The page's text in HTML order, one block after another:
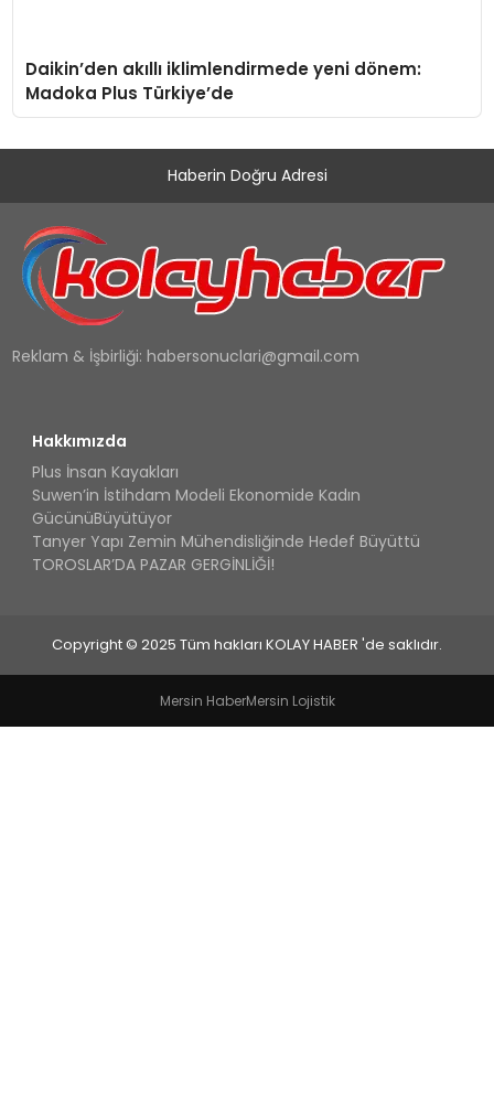
Daikin’den akıllı iklimlendirmede yeni dönem:
Madoka Plus Türkiye’de
Haberin Doğru Adresi
Reklam & İşbirliği: habersonuclari@gmail.com
Hakkımızda
Plus İnsan Kayakları
Suwen’in İstihdam Modeli Ekonomide Kadın
GücünüBüyütüyor
Tanyer Yapı Zemin Mühendisliğinde Hedef Büyüttü
TOROSLAR’DA PAZAR GERGİNLİĞİ!
Copyright © 2025 Tüm hakları KOLAY HABER 'de saklıdır.
Mersin HaberMersin Lojistik